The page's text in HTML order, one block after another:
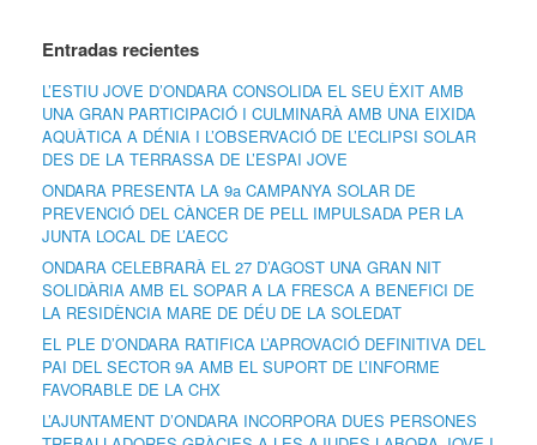
Entradas recientes
L’ESTIU JOVE D’ONDARA CONSOLIDA EL SEU ÈXIT AMB
UNA GRAN PARTICIPACIÓ I CULMINARÀ AMB UNA EIXIDA
AQUÀTICA A DÉNIA I L’OBSERVACIÓ DE L’ECLIPSI SOLAR
DES DE LA TERRASSA DE L’ESPAI JOVE
ONDARA PRESENTA LA 9a CAMPANYA SOLAR DE
PREVENCIÓ DEL CÀNCER DE PELL IMPULSADA PER LA
JUNTA LOCAL DE L’AECC
ONDARA CELEBRARÀ EL 27 D’AGOST UNA GRAN NIT
SOLIDÀRIA AMB EL SOPAR A LA FRESCA A BENEFICI DE
LA RESIDÈNCIA MARE DE DÉU DE LA SOLEDAT
EL PLE D’ONDARA RATIFICA L’APROVACIÓ DEFINITIVA DEL
PAI DEL SECTOR 9A AMB EL SUPORT DE L’INFORME
FAVORABLE DE LA CHX
L’AJUNTAMENT D’ONDARA INCORPORA DUES PERSONES